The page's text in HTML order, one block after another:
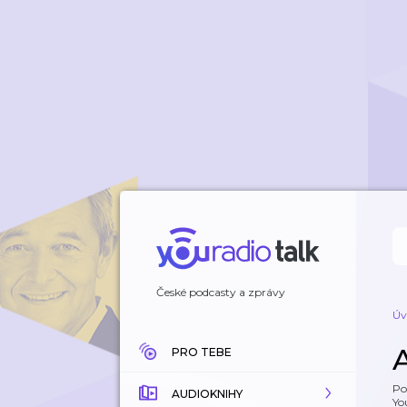
České podcasty a zprávy
PRO TEBE
AUDIOKNIHY